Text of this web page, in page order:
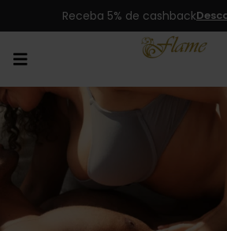
Receba 5% de cashback